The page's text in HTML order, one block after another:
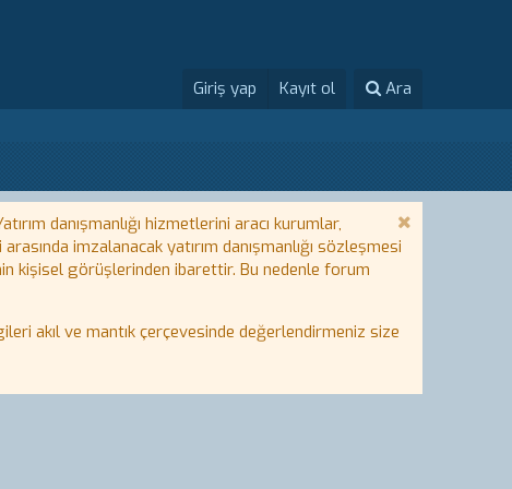
Giriş yap Kayıt ol Ara
danışmanlığı hizmetlerini aracı kurumlar,
imzalanacak yatırım danışmanlığı sözleşmesi
kişisel görüşlerinden ibarettir. Bu nedenle forum
akıl ve mantık çerçevesinde değerlendirmeniz size